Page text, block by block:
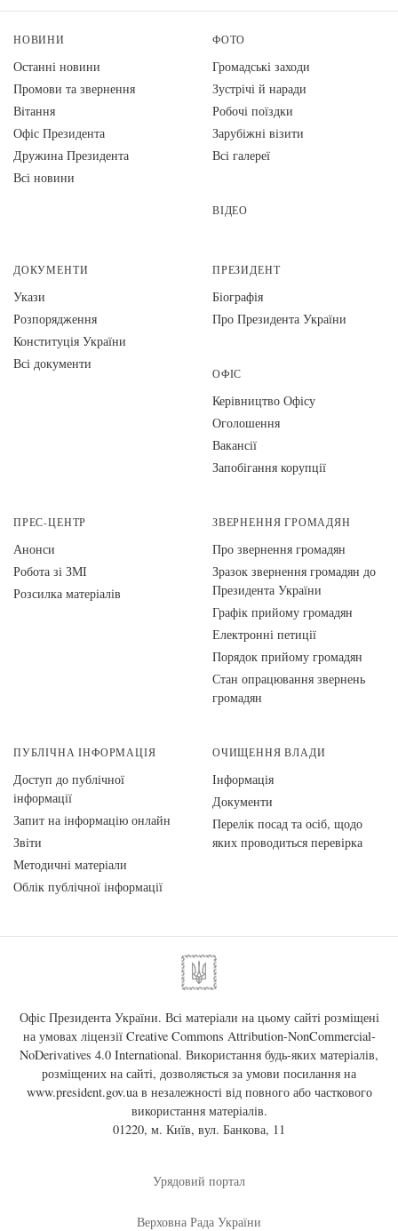
НОВИНИ
Останні новини
Промови та звернення
Вiтання
Офіс Президента
Дружина Президента
Всі новини
ФОТО
Громадські заходи
Зустрічі й наради
Робочі поїздки
Зарубіжні візити
Всі галереї
ВІДЕО
ДОКУМЕНТИ
Укази
Розпорядження
Конституція України
Всі документи
ПРЕЗИДЕНТ
Біографія
Про Президента України
ОФІС
Керівництво Офісу
Оголошення
Вакансії
Запобігання корупції
ПРЕС-ЦЕНТР
Анонси
Робота зі ЗМІ
Розсилка матеріалів
ЗВЕРНЕННЯ ГРОМАДЯН
Про звернення громадян
Зразок звернення громадян до
Президента України
Графік прийому громадян
Електронні петиції
Порядок прийому громадян
Стан опрацювання звернень
громадян
ПУБЛІЧНА ІНФОРМАЦІЯ
Доступ до публічної
інформації
Запит на інформацію онлайн
Звіти
Методичні матеріали
Облік публічної інформації
ОЧИЩЕННЯ ВЛАДИ
Інформація
Документи
Перелік посад та осіб, щодо
яких проводиться перевірка
Офіс Президента України. Всі матеріали на цьому сайті розміщені
на умовах ліцензії Creative Commons Attribution-NonCommercial-
NoDerivatives 4.0 International. Використання будь-яких матеріалів,
розміщених на сайті, дозволяється за умови посилання на
www.president.gov.uaв незалежності від повного або часткового
використання матеріалів.
01220, м. Київ, вул. Банкова, 11
Урядовий портал
Верховна Рада України